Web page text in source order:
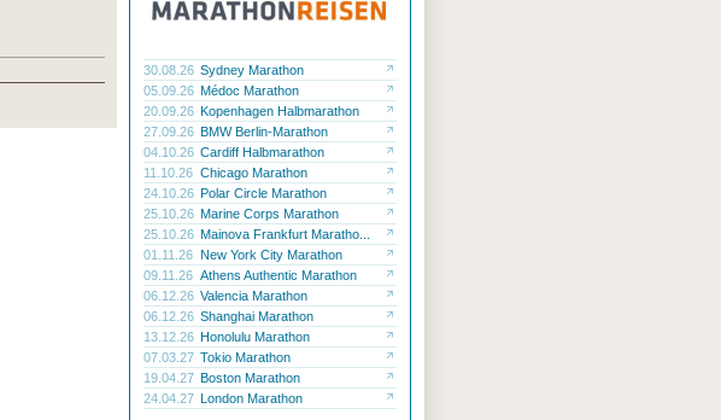
30.08.26 Sydney Marathon
05.09.26 Médoc Marathon
20.09.26 Kopenhagen Halbmarathon
27.09.26 BMW Berlin-Marathon
04.10.26 Cardiff Halbmarathon
11.10.26 Chicago Marathon
24.10.26 Polar Circle Marathon
25.10.26 Marine Corps Marathon
25.10.26 Mainova Frankfurt Maratho...
01.11.26 New York City Marathon
09.11.26 Athens Authentic Marathon
06.12.26 Valencia Marathon
06.12.26 Shanghai Marathon
13.12.26 Honolulu Marathon
07.03.27 Tokio Marathon
19.04.27 Boston Marathon
24.04.27 London Marathon